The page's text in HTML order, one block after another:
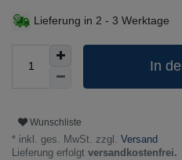
Lieferung in 2 - 3 Werktage
In
Wunschliste
* inkl. ges. MwSt. zzgl.
Versand
Lieferung erfolgt versandkostenfrei.